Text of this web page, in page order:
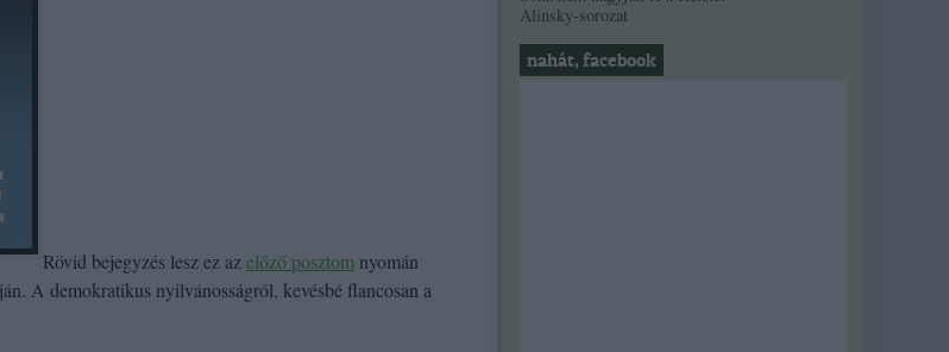
Rövid bejegyzés lesz ez azelőző posztom nyomán
A demokratikus nyilvánosságról, kevésbé flancosan a
Alinsky-sorozat
nahát, facebook